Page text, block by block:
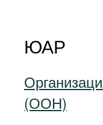
ЮАР
(ООН)